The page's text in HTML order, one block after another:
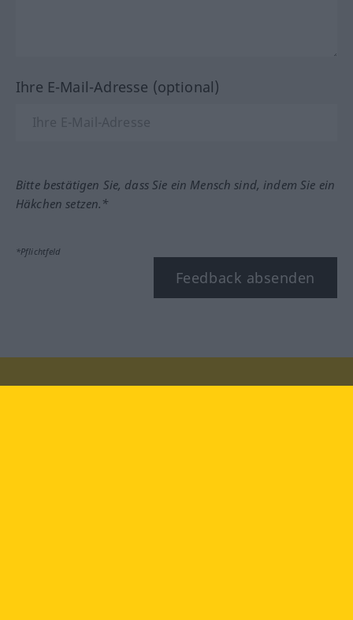
Ihre E-Mail-Adresse (optional)
Bitte bestätigen Sie, dass Sie ein Mensch sind, indem Sie ein
Häkchen setzen.*
*Pflichtfeld
Feedback absenden